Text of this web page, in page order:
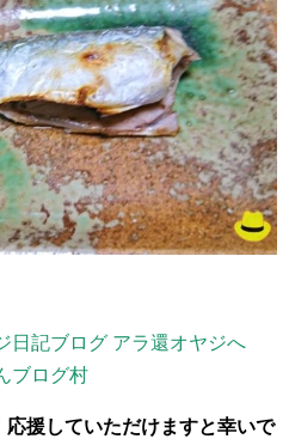
ブログ村
応援していただけますと幸いで